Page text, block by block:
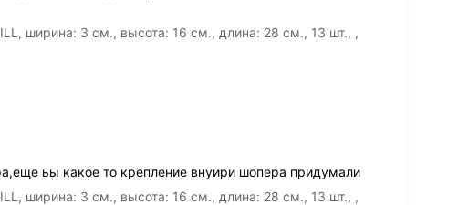
ширина: 3 см., высота: 16 см., длина: 28 см., 13 шт., ,
ьы какое то крепление внуири шопера придумали
ширина: 3 см., высота: 16 см., длина: 28 см., 13 шт., ,